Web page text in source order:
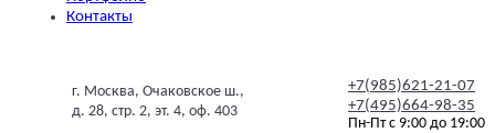
Контакты
г. Москва, Очаковское ш.,
д. 28, стр. 2, эт. 4, оф. 403
+7(985)621-21-07
+7(495)664-98-35
Пн-Пт с 9:00 до 19:00